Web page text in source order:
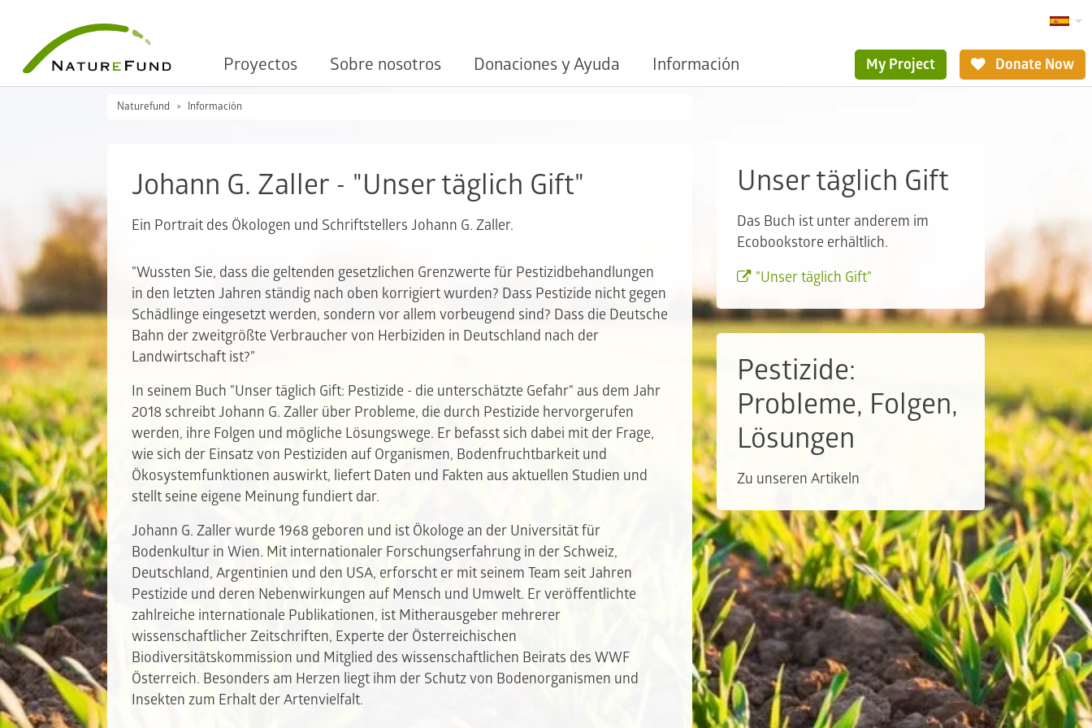
Proyectos Sobre nosotros Donaciones y Ayuda Información My Project Donate Now
Naturefund Información
Johann G. Zaller - "Unser täglich Gift"
Ein Portrait des Ökologen und Schriftstellers Johann G. Zaller.
"Wussten Sie, dass die geltenden gesetzlichen Grenzwerte für Pestizidbehandlungen
in den letzten Jahren ständig nach oben korrigiert wurden? Dass Pestizide nicht gegen
Schädlinge eingesetzt werden, sondern vor allem vorbeugend sind? Dass die Deutsche
Bahn der zweitgrößte Verbraucher von Herbiziden in Deutschland nach der
Landwirtschaft ist?"
In seinem Buch "Unser täglich Gift: Pestizide - die unterschätzte Gefahr" aus dem Jahr
2018 schreibt Johann G. Zaller über Probleme, die durch Pestizide hervorgerufen
werden, ihre Folgen und mögliche Lösungswege. Er befasst sich dabei mit der Frage,
wie sich der Einsatz von Pestiziden auf Organismen, Bodenfruchtbarkeit und
Ökosystemfunktionen auswirkt, liefert Daten und Fakten aus aktuellen Studien und
stellt seine eigene Meinung fundiert dar.
Johann G. Zaller wurde 1968 geboren und ist Ökologe an der Universität für
Bodenkultur in Wien. Mit internationaler Forschungserfahrung in der Schweiz,
Deutschland, Argentinien und den USA, erforscht er mit seinem Team seit Jahren
Pestizide und deren Nebenwirkungen auf Mensch und Umwelt. Er veröffentlichte
zahlreiche internationale Publikationen, ist Mitherausgeber mehrerer
wissenschaftlicher Zeitschriften, Experte der Österreichischen
Biodiversitätskommission und Mitglied des wissenschaftlichen Beirats des WWF
Österreich. Besonders am Herzen liegt ihm der Schutz von Bodenorganismen und
Insekten zum Erhalt der Artenvielfalt.
Unser täglich Gift
Das Buch ist unter anderem im
Ecobookstore erhältlich.
"Unser täglich Gift"
Pestizide:
Probleme, Folgen,
Lösungen
Zu unseren Artikeln